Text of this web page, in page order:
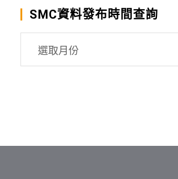
SMC資料發布時間查詢